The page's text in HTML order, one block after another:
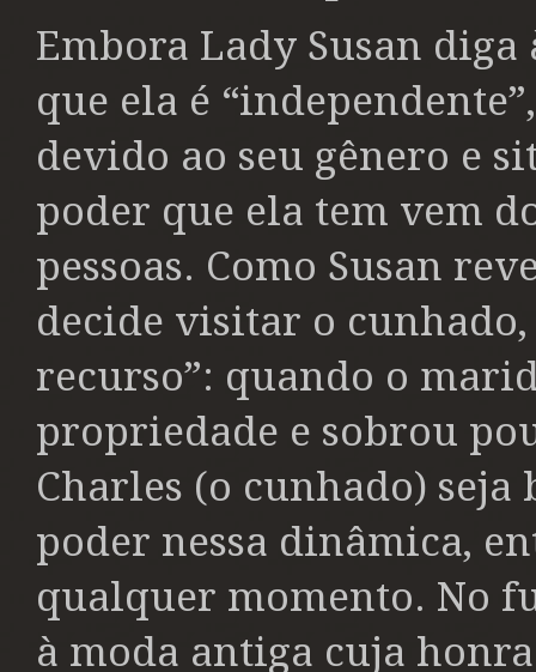
Embora Lady Susan
que ela é
devido ao seu gênero e
poder que ela tem vem
pessoas. Como Susan
decide visitar o
recurso”: quando o
propriedade e sobrou
Charles (o cunhado)
poder nessa dinâmica,
qualquer momento. No
à moda antiga cuja